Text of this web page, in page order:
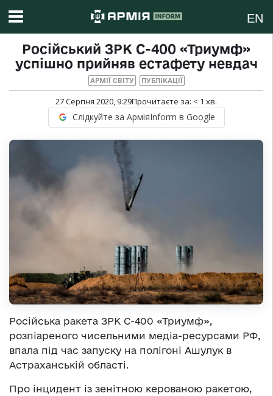
EN
Російський ЗРК С-400 «Триумф»
успішно прийняв естафету невдач
АРМІЇ СВІТУ ПУБЛІКАЦІЇ
27 Серпня 2020, 9:29Прочитаєте за: < 1 хв.
Слідкуйте за АрміяInform в Google
Російська ракета ЗРК С-400 «Триумф»,
розпіареного чисельними медіа-ресурсами РФ,
впала під час запуску на полігоні Ашулук в
Астраханській області.
Про інцидент із зенітною керованою ракетою,